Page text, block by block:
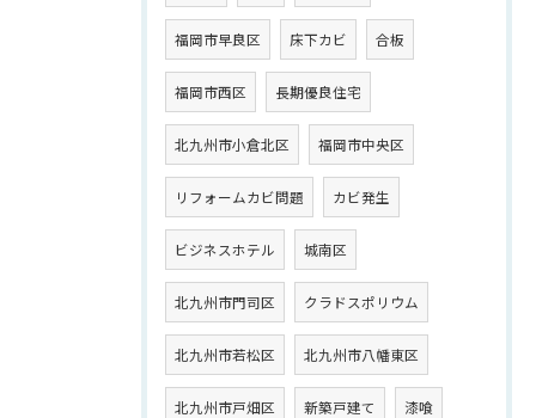
福岡市早良区 床下カビ 合板
福岡市西区 長期優良住宅
北九州市小倉北区 福岡市中央区
リフォームカビ問題 カビ発生
ビジネスホテル 城南区
北九州市門司区 クラドスポリウム
北九州市若松区 北九州市八幡東区
北九州市戸畑区 新築戸建て 漆喰